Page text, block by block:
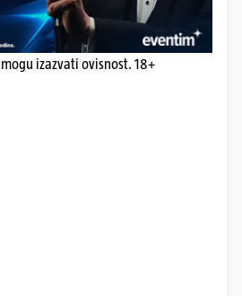
izazvati ovisnost. 18+